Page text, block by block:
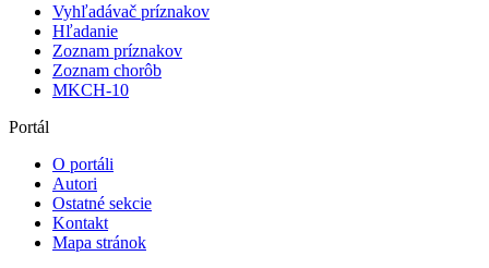
Vyhľadávač príznakov
Hľadanie
Zoznam príznakov
Zoznam chorôb
MKCH-10
Portál
O portáli
Autori
Ostatné sekcie
Kontakt
Mapa stránok